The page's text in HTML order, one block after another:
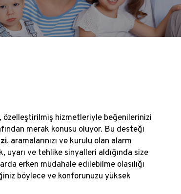
özelleştirilmiş hizmetleriyle beğenilerinizi
merak konusu oluyor. Bu desteği
, aramalarınızı ve kurulu olan alarm
ve tehlike sinyalleri aldığında size
erken müdahale edilebilme olasılığı
böylece ve konforunuzu yüksek